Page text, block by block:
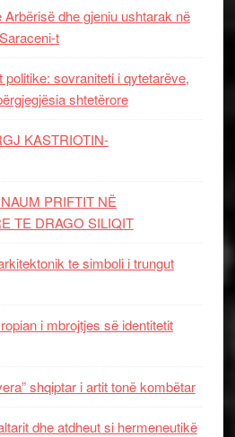
dhe gjeniu ushtarak në
t
sovraniteti i qytetarëve,
shtetërore
KASTRIOTIN-
PRIFTIT NË
TE DRAGO SILIQIT
te simboli i trungut
i mbrojtjes së identitetit
shqiptar i artit tonë kombëtar
dhe atdheut si hermeneutikë